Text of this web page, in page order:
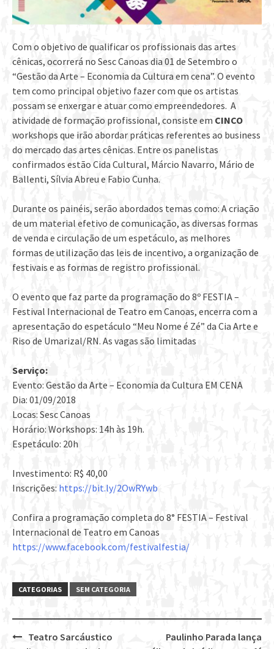
Com o objetivo de qualificar os profissionais das artes
cênicas, ocorrerá no Sesc Canoas dia 01 de Setembro o
“Gestão da Arte – Economia da Cultura em cena”. O evento
tem como principal objetivo fazer com que os artistas
possam se enxergar e atuar como empreendedores. A
atividade de formação profissional, consiste em CINCO
workshops que irão abordar práticas referentes ao business
do mercado das artes cênicas. Entre os panelistas
confirmados estão Cida Cultural, Márcio Navarro, Mário de
Ballenti, Sílvia Abreu e Fabio Cunha.
Durante os painéis, serão abordados temas como: A criação
de um material efetivo de comunicação, as diversas formas
de venda e circulação de um espetáculo, as melhores
formas de utilização das leis de incentivo, a organização de
festivais e as formas de registro profissional.
O evento que faz parte da programação do 8º FESTIA –
Festival Internacional de Teatro em Canoas, encerra com a
apresentação do espetáculo “Meu Nome é Zé” da Cia Arte e
Riso de Umarizal/RN. As vagas são limitadas
Serviço:
Evento: Gestão da Arte – Economia da Cultura EM CENA
Dia: 01/09/2018
Locas: Sesc Canoas
Horário: Workshops: 14h às 19h.
Espetáculo: 20h
Investimento: R$ 40,00
Inscrições: https://bit.ly/2OwRYwb
Confira a programação completa do 8° FESTIA – Festival
Internacional de Teatro em Canoas
https://www.facebook.com/festivalfestia/
CATEGORIAS SEM CATEGORIA
Paulinho Parada lança
Teatro Sarcáustico